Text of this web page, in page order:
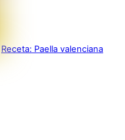
Receta: Paella valenciana